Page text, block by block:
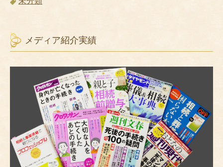
メディア紹介実績